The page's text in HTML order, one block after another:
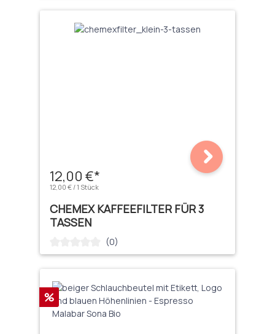
12,00 €*
12,00 € / 1 Stück
CHEMEX KAFFEEFILTER FÜR 3
TASSEN
Durchschnittliche Bewertung von 0 von 5 Sternen
(0)
Rabatt
%